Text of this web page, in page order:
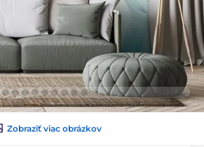
Zobraziť viac obrázkov